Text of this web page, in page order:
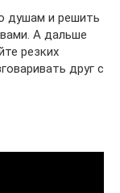
душам и решить
А дальше
резких
друг с